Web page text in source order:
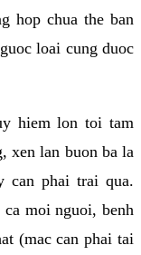
hop chua the ban
loai cung duoc
hiem lon toi tam
xen lan buon ba la
can phai trai qua.
moi nguoi, benh
(mac can phai tai